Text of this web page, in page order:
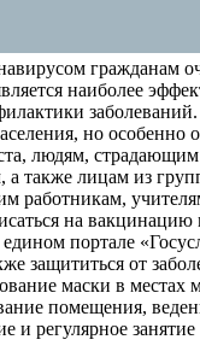
гражданам
наиболее
заболеваний.
но особенно
людям,
также лицам из
работникам,
на
портале
защититься от
маски в местах
помещения,
и регулярное